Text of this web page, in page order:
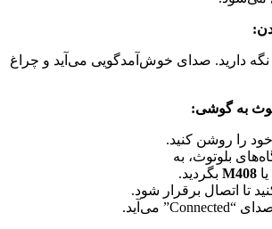
نگه دارید. صدای خوش‌آمدگویی می‌آید و چراغ
کنید.
به
بگردید.
برقرار شود.